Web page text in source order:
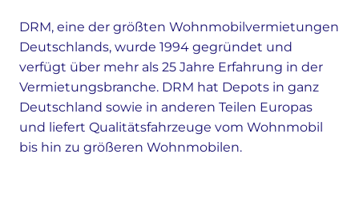
DRM, eine der größten Wohnmobilvermietungen
Deutschlands, wurde 1994 gegründet und
verfügt über mehr als 25 Jahre Erfahrung in der
Vermietungsbranche. DRM hat Depots in ganz
Deutschland sowie in anderen Teilen Europas
und liefert Qualitätsfahrzeuge vom Wohnmobil
bis hin zu größeren Wohnmobilen.